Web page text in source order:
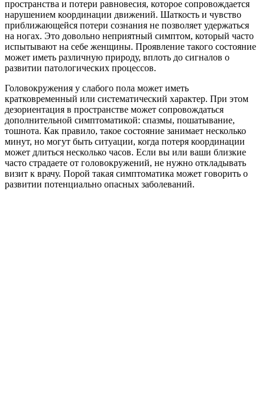
пространства и потери равновесия, которое сопровождается
нарушением координации движений. Шаткость и чувство
приближающейся потери сознания не позволяет удержаться
на ногах. Это довольно неприятный симптом, который часто
испытывают на себе женщины. Проявление такого состояние
может иметь различную природу, вплоть до сигналов о
развитии патологических процессов.
Головокружения у слабого пола может иметь
кратковременный или систематический характер. При этом
дезориентация в пространстве может сопровождаться
дополнительной симптоматикой: спазмы, пошатывание,
тошнота. Как правило, такое состояние занимает несколько
минут, но могут быть ситуации, когда потеря координации
может длиться несколько часов. Если вы или ваши близкие
часто страдаете от головокружений, не нужно откладывать
визит к врачу. Порой такая симптоматика может говорить о
развитии потенциально опасных заболеваний.